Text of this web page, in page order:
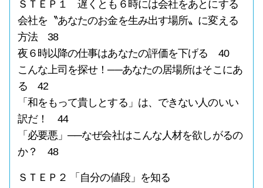
ＳＴＥＰ１ 遅くとも６時には会社をあとにする
会社を〝あなたのお金を生み出す場所〟に変える
方法 38
夜６時以降の仕事はあなたの評価を下げる 40
こんな上司を探せ！──あなたの居場所はそこにあ
る 42
「和をもって貴しとする」は、できない人のいい
訳だ！ 44
「必要悪」──なぜ会社はこんな人材を欲しがるの
か？ 48
ＳＴＥＰ２ 「自分の値段」を知る